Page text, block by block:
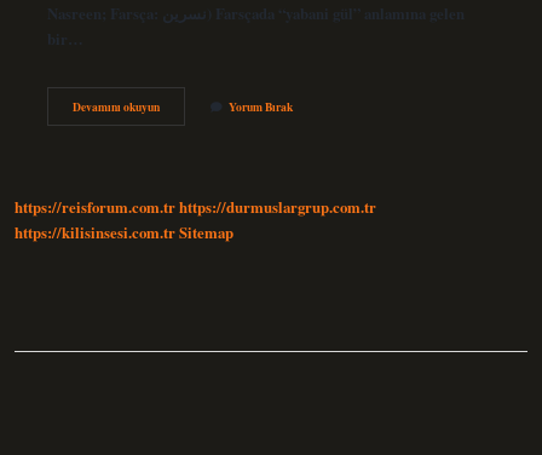
Nasreen; Farsça: نسرين) Farsçada “yabani gül” anlamına gelen
bir…
Devamını okuyunNazrin
Ne
Yorum Bırak
https://reisforum.com.trhttps://durmuslargrup.com.tr
https://kilisinsesi.com.trSitemap